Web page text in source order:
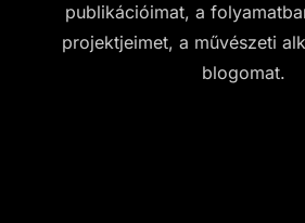
publikációimat, a
projektjeimet, a művészeti
blogomat.